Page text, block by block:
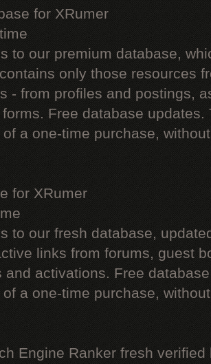
for XRumer
to our premium database,
only those resources
- from profiles and postings,
Free database updates.
a one-time purchase,
for XRumer
to our fresh database,
links from forums, guest
and activations. Free
a one-time purchase,
Engine Ranker fresh verified